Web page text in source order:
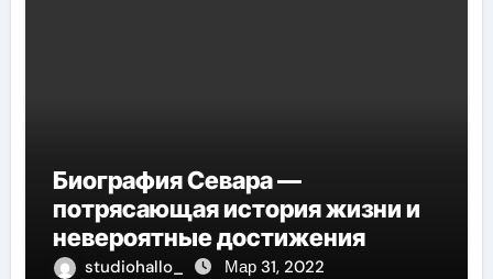
Биография Севара —
потрясающая история жизни и
невероятные достижения
studiohallo_ Мар 31, 2022